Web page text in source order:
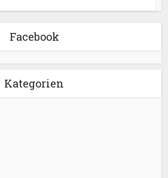
Facebook
Kategorien